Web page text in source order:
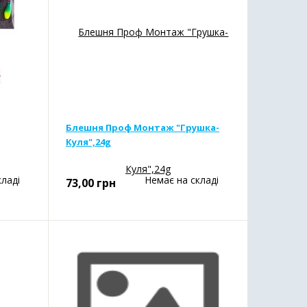
Блешня Проф Монтаж "Грушка-
Куля",24g
73,00 грн Немає на складі